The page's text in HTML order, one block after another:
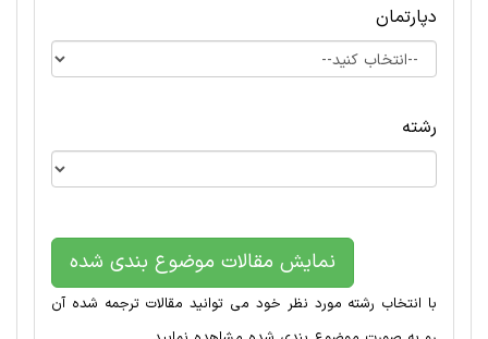
دپارتمان
رشته
نمایش مقالات موضوع بندی شده
با انتخاب رشته مورد نظر خود می توانید مقالات ترجمه شده آن